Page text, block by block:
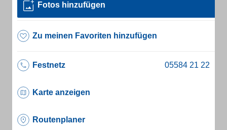
Fotos hinzufügen
Zu meinen Favoriten hinzufügen
Festnetz
Karte anzeigen
Routenplaner